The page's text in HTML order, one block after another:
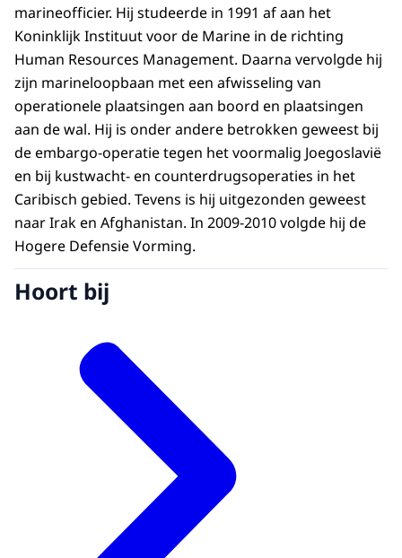
marineofficier. Hij studeerde in 1991 af aan het
Koninklijk Instituut voor de Marine in de richting
Human Resources Management. Daarna vervolgde hij
zijn marineloopbaan met een afwisseling van
operationele plaatsingen aan boord en plaatsingen
aan de wal. Hij is onder andere betrokken geweest bij
de embargo-operatie tegen het voormalig Joegoslavië
en bij kustwacht- en counterdrugsoperaties in het
Caribisch gebied. Tevens is hij uitgezonden geweest
naar Irak en Afghanistan. In 2009-2010 volgde hij de
Hogere Defensie Vorming.
Hoort bij